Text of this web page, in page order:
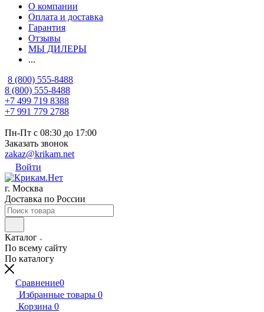
О компании
Оплата и доставка
Гарантия
Отзывы
МЫ ДИЛЕРЫ
...
8 (800) 555-8488
8 (800) 555-8488
+7 499 719 8388
+7 991 779 2788
Пн-Пт с 08:30 до 17:00
Заказать звонок
zakaz@krikam.net
Войти
г. Москва
Доставка по России
Каталог
По всему сайту
По каталогу
Сравнение0
Избранные товары 0
Корзина 0